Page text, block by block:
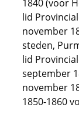
1840 (voor
lid
november
steden,
lid
september
november
1850-1860